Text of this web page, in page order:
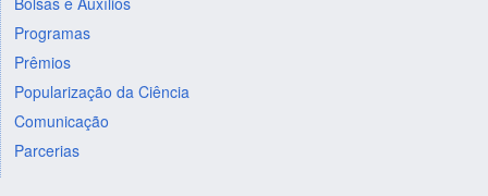
Programas
Prêmios
Popularização da Ciência
Comunicação
Parcerias